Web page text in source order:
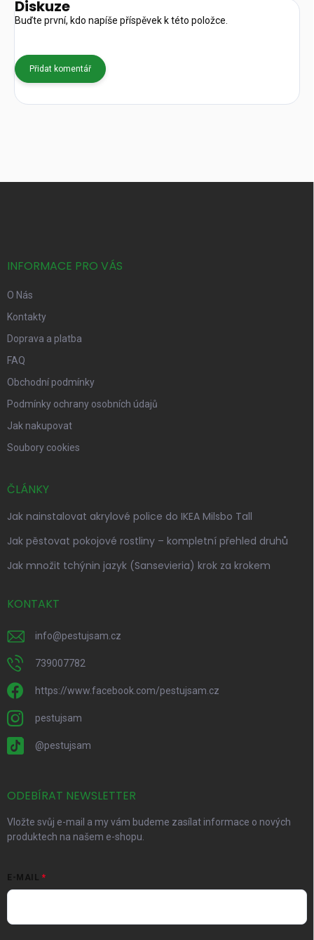
Diskuze
Buďte první, kdo napíše příspěvek k této položce.
Přidat komentář
INFORMACE PRO VÁS
O Nás
Kontakty
Doprava a platba
FAQ
Obchodní podmínky
Podmínky ochrany osobních údajů
Jak nakupovat
Soubory cookies
ČLÁNKY
Jak nainstalovat akrylové police do IKEA Milsbo Tall
Jak pěstovat pokojové rostliny – kompletní přehled druhů
Jak množit tchýnin jazyk (Sansevieria) krok za krokem
KONTAKT
info@pestujsam.cz
739007782
https://www.facebook.com/pestujsam.cz
pestujsam
@pestujsam
ODEBÍRAT NEWSLETTER
Vložte svůj e-mail a my vám budeme zasílat informace o nových
produktech na našem e-shopu.
E-MAIL